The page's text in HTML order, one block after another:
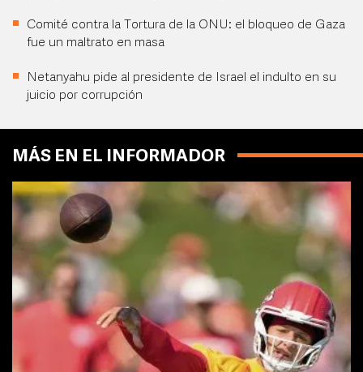
Comité contra la Tortura de la ONU: el bloqueo de Gaza
fue un maltrato en masa
Netanyahu pide al presidente de Israel el indulto en su
juicio por corrupción
MÁS EN EL INFORMADOR